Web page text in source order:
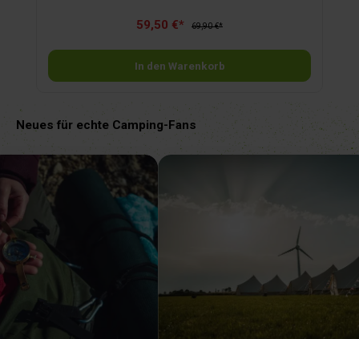
59,50 €* 69,90 €*
In den Warenkorb
Neues für echte Camping-Fans